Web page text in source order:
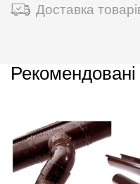
Доставка
Рекомендовані